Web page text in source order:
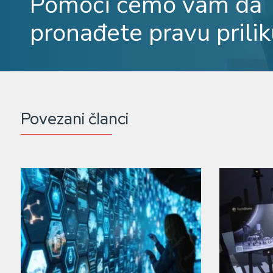
pronađete pravu
Povezani članci